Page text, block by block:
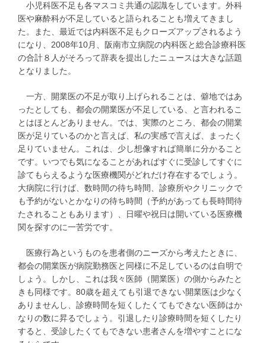
小児科医不足も各マスコミ共通の認識をしています。外科
医や麻酔科が不足していると語られることも増えてきまし
た。また、最近では内科医不足もクローズアップされるよう
になり、2008年10月、阪南市立病院の内科医と総合診療科医
の合計８人がそろって辞表を提出したニュースは大きな話題
となりました。
一方、開業医の不足が取り上げられることは、僻地ではあ
ったとしても、都会の開業医が不足している、と言われるこ
とはほとんどありません。では、実際のところ、都会の開業
医が足りているのかと言えば、私の実感で言えば、まったく
足りていません。これは、少し想像すれば簡単に分かること
です。いつでも気になることがあればすぐに受診してすぐに
診てもらえるような医療機関がどれだけ存在するでしょう。
大病院に行けば、数時間の待ち時間、診療所やクリニックで
も予約がないとかなりの待ち時間（予約があっても長時間待
たされることもあります）、日曜や祝日は開いている医療機
関を探すのに一苦労です。
医療行為というものを患者側のニーズから考えたときに、
都会の開業医が病院勤務医と同様に不足しているのは自明で
しょう。しかし、これは我々医師（開業医）の側からみたと
きも同様です。80歳を超えても引退できない開業医は少なく
ありませんし、診療時間を短くしたくてもできない医師はか
なりの数に昇るでしょう。引退したり診療時間を短くしたり
すると、受診したくてもできない患者さんを増やすことにな